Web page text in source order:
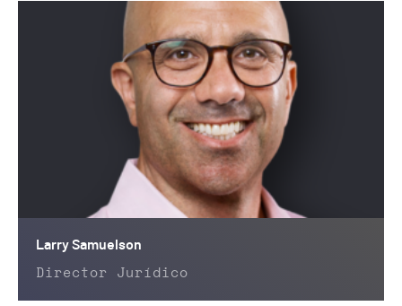
Larry Samuelson
Director Jurídico